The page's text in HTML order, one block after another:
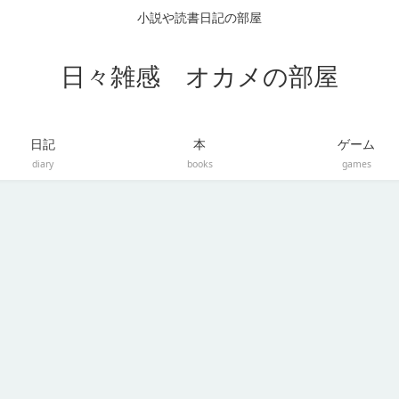
小説や読書日記の部屋
日々雑感 オカメの部屋
日記
diary
本
books
ゲーム
games